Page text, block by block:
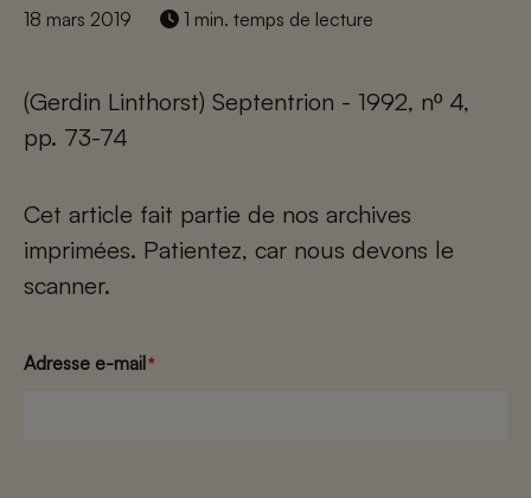
18 mars 2019 1 min. temps de lecture
(Gerdin Linthorst) Septentrion - 1992, nº 4,
pp. 73-74
Cet article fait partie de nos archives
imprimées. Patientez, car nous devons le
scanner.
Adresse e-mail*